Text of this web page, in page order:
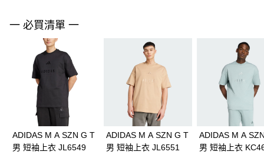
一 必買清單 一
ADIDAS M A SZN G T
男 短袖上衣 JL6549
ADIDAS M A SZN G T
男 短袖上衣 JL6551
ADIDAS M A
男 短袖上衣